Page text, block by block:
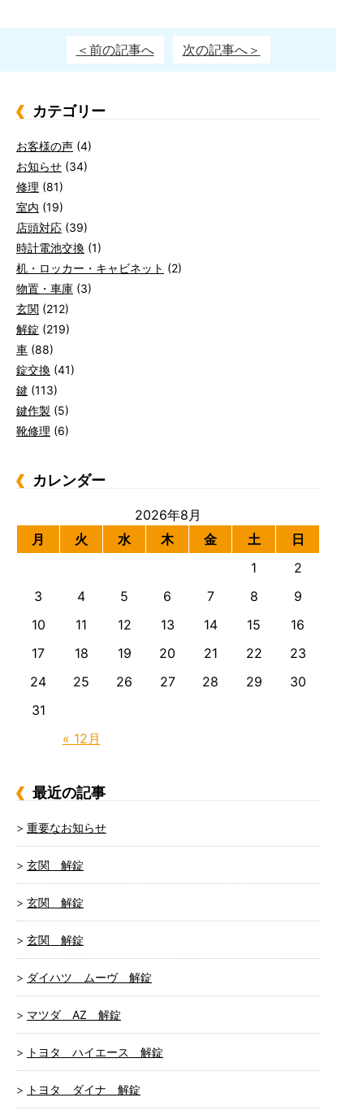
＜前の記事へ 次の記事へ＞
カテゴリー
お客様の声 (4)
お知らせ (34)
修理 (81)
室内 (19)
店頭対応 (39)
時計電池交換 (1)
机・ロッカー・キャビネット (2)
物置・車庫 (3)
玄関 (212)
解錠 (219)
車 (88)
錠交換 (41)
鍵 (113)
鍵作製 (5)
靴修理 (6)
カレンダー
2026年8月
月
火 水 木 金 土 日
« 12月
1
2
3
4 5 6 7 8
9
10
11 12 13 14 15
16
17
18 19 20 21 22
23
24
25 26 27 28 29
30
31
最近の記事
重要なお知らせ
玄関 解錠
玄関 解錠
玄関 解錠
ダイハツ ムーヴ 解錠
マツダ AZ 解錠
トヨタ ハイエース 解錠
トヨタ ダイナ 解錠